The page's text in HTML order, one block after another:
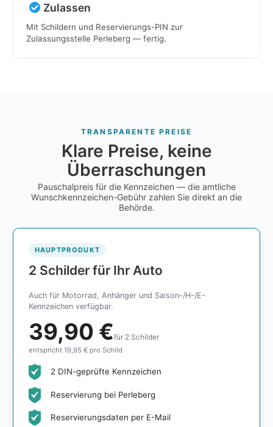
Zulassen
Mit Schildern und Reservierungs-PIN zur
Zulassungsstelle Perleberg — fertig.
TRANSPARENTE PREISE
Klare Preise, keine
Überraschungen
Pauschalpreis für die Kennzeichen — die amtliche
Wunschkennzeichen-Gebühr zahlen Sie direkt an die
Behörde.
HAUPTPRODUKT
2 Schilder für Ihr Auto
Auch für Motorrad, Anhänger und Saison-/H-/E-
Kennzeichen verfügbar.
39,90 €für 2 Schilder
entspricht 19,95 € pro Schild
2 DIN-geprüfte Kennzeichen
Reservierung bei Perleberg
Reservierungsdaten per E-Mail